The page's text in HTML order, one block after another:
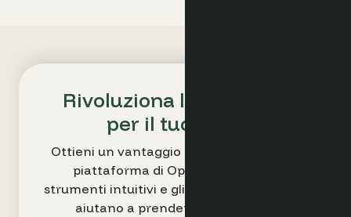
Rivoluziona la strategia
per il tuo hotel
Ottieni un vantaggio competitivo con la
piattaforma di Optimand. I nostri
strumenti intuitivi e gli insight azionabili, ti
aiutano a prendere decisioni più